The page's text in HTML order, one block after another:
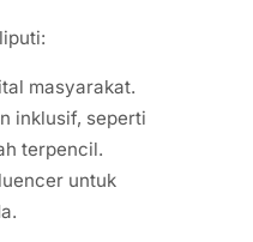
masyarakat.
inklusif, seperti
terpencil.
untuk